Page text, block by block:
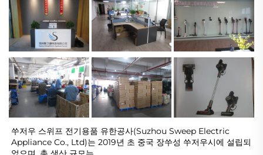
쑤저우 스위프 전기용품 유한공사(Suzhou Sweep Electric
Appliance Co., Ltd)는 2019년 초 중국 장쑤성 쑤저우시에 설립되